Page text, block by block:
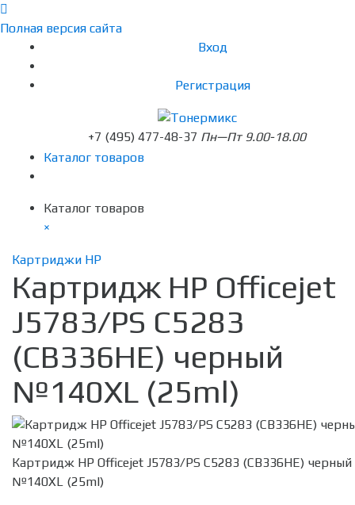
Полная версия сайта
Вход
Регистрация
+7 (495) 477-48-37 Пн—Пт 9.00-18.00
Каталог товаров
Каталог товаров
×
Картриджи HP
Картридж HP Officejet
J5783/PS C5283
(CB336HE) черный
№140XL (25ml)
Картридж HP Officejet J5783/PS C5283 (CB336HE) черный
№140XL (25ml)